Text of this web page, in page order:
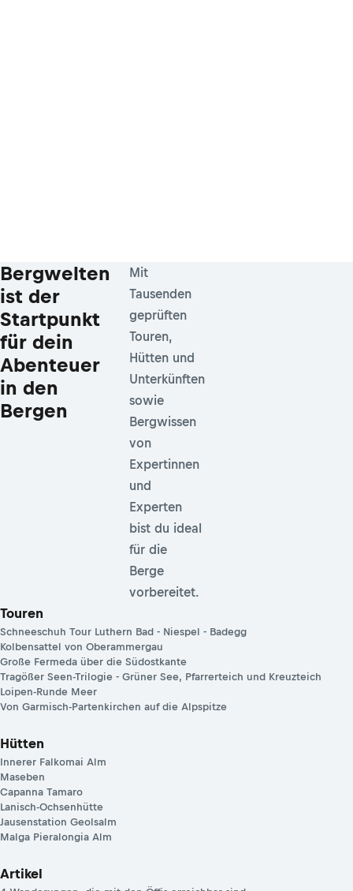
Bergwelten
ist der
Startpunkt
für dein
Abenteuer
in den
Bergen
Mit
Tausenden
geprüften
Touren,
Hütten und
Unterkünften
sowie
Bergwissen
von
Expertinnen
und
Experten
bist du ideal
für die
Berge
vorbereitet.
Touren
Schneeschuh Tour Luthern Bad - Niespel - Badegg
Kolbensattel von Oberammergau
Große Fermeda über die Südostkante
Tragößer Seen-Trilogie - Grüner See, Pfarrerteich und Kreuzteich
Loipen-Runde Meer
Von Garmisch-Partenkirchen auf die Alpspitze
Hütten
Innerer Falkomai Alm
Maseben
Capanna Tamaro
Lanisch-Ochsenhütte
Jausenstation Geolsalm
Malga Pieralongia Alm
Artikel